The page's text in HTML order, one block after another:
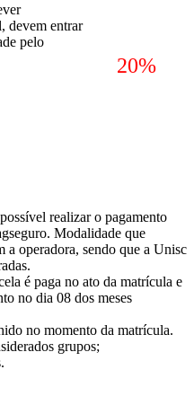
devem entrar
pelo
20%
realizar o pagamento
Modalidade que
a operadora, sendo que a Unisc
é paga no ato da matrícula e
no dia 08 dos meses
no momento da matrícula.
grupos;